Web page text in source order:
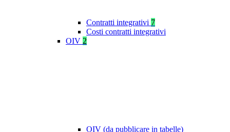
Contratti integrativi 7
Costi contratti integrativi
OIV 2
OIV (da pubblicare in tabelle)